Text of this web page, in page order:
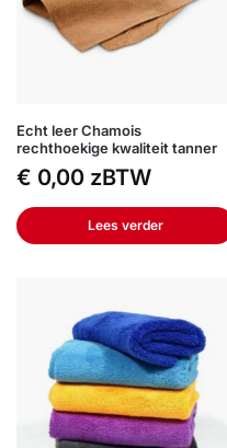
Echt leer Chamois
rechthoekige kwaliteit tanner
€ 0,00 zBTW
Lees verder